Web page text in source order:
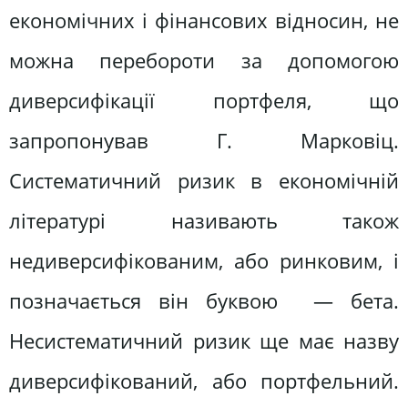
економічних і фінансових відносин, не
можна перебороти за допомогою
диверсифікації портфеля, що
запропонував Г. Марковіц.
Систематичний ризик в економічній
літературі називають також
недиверсифікованим, або ринковим, і
позначається він буквою — бета.
Несистематичний ризик ще має назву
диверсифікований, або портфельний.